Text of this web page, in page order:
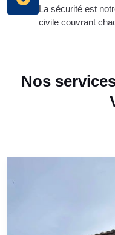
La sécurité est
civile couvrant
Nos